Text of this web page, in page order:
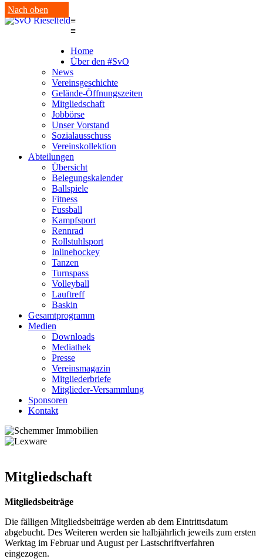
Nach oben
≡
≡
Home
Über den #SvO
News
Vereinsgeschichte
Gelände-Öffnungszeiten
Mitgliedschaft
Jobbörse
Unser Vorstand
Sozialausschuss
Vereinskollektion
Abteilungen
Übersicht
Belegungskalender
Ballspiele
Fitness
Fussball
Kampfsport
Rennrad
Rollstuhlsport
Inlinehockey
Tanzen
Turnspass
Volleyball
Lauftreff
Baskin
Gesamtprogramm
Medien
Downloads
Mediathek
Presse
Vereinsmagazin
Mitgliederbriefe
Mitglieder-Versammlung
Sponsoren
Kontakt
Mitgliedschaft
Mitgliedsbeiträge
Die fälligen Mitgliedsbeiträge werden ab dem Eintrittsdatum
abgebucht. Des Weiteren werden sie halbjährlich jeweils zum ersten
Werktag im Februar und August per Lastschriftverfahren
eingezogen.